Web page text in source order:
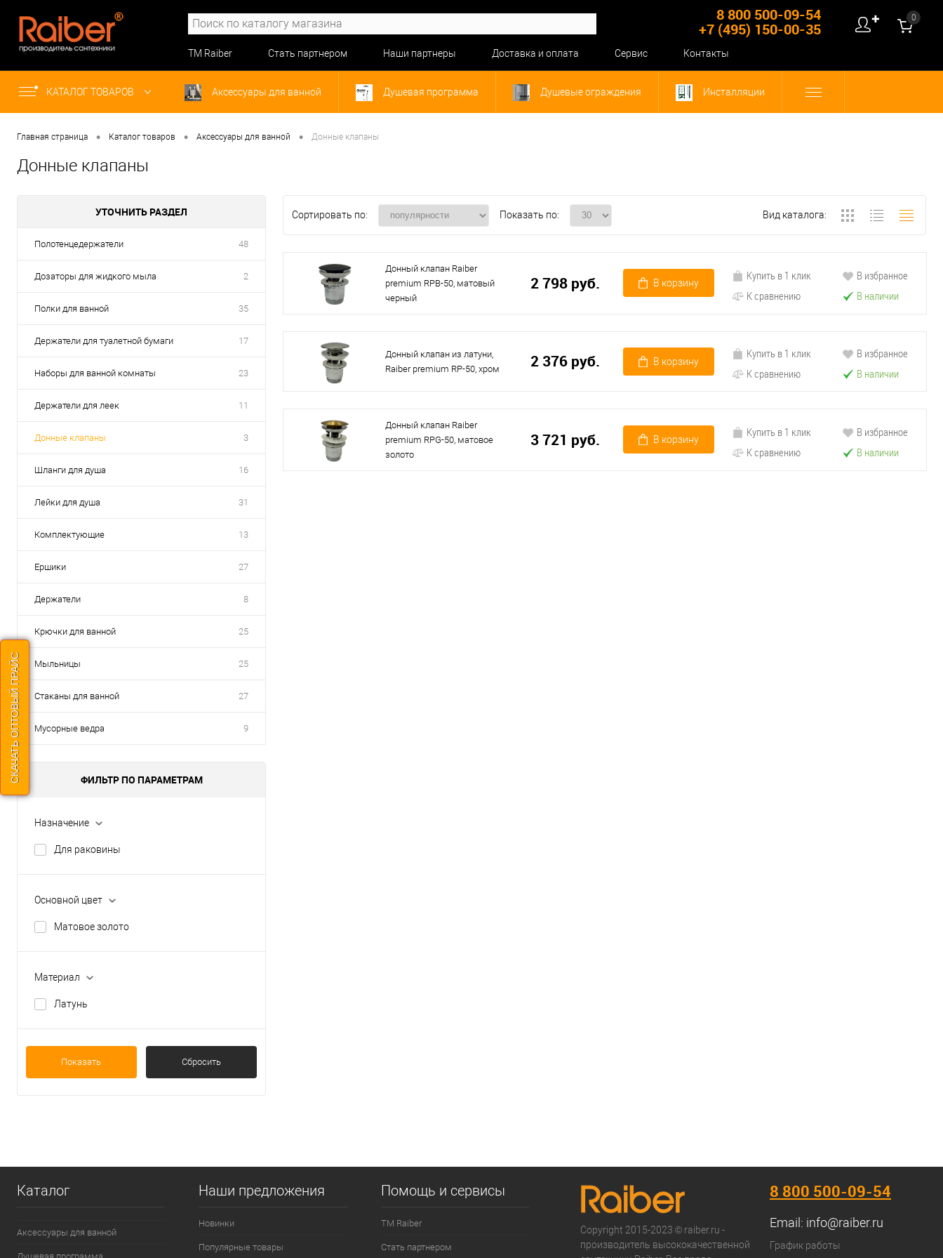
8 800 500-09-54
+7 (495) 150-00-35
ТМ Raiber Стать партнером Наши партнеры Доставка и оплата Сервис Контакты
✚ 0
КАТАЛОГ ТОВАРОВ Аксессуары для ванной Душевая программа Душевые ограждения Инсталляции
Главная страница • Каталог товаров • Аксессуары для ванной • Донные клапаны
Донные клапаны
УТОЧНИТЬ РАЗДЕЛ
Полотенцедержатели 48
Дозаторы для жидкого мыла 2
Полки для ванной 35
Держатели для туалетной бумаги 17
Наборы для ванной комнаты 23
Держатели для леек 11
Донные клапаны 3
Шланги для душа 16
Лейки для душа 31
Комплектующие 13
Ершики 27
Держатели 8
Крючки для ванной 25
Мыльницы 25
Стаканы для ванной 27
Мусорные ведра 9
ФИЛЬТР ПО ПАРАМЕТРАМ
Назначение
Для раковины
Основной цвет
Матовое золото
Материал
Латунь
Показать Сбросить
Сортировать по: Показать по: Вид каталога:
Донный клапан Raiber
premium RPB-50, матовый
черный
2 798 руб. В корзину
Купить в 1 клик
К сравнению
В избранное
В наличии
Донный клапан из латуни,
Raiber premium RP-50, хром
2 376 руб. В корзину
Купить в 1 клик
К сравнению
В избранное
В наличии
Донный клапан Raiber
premium RPG-50, матовое
золото
3 721 руб. В корзину
Купить в 1 клик
К сравнению
В избранное
В наличии
Каталог
Аксессуары для ванной
Наши предложения
Новинки
Популярные товары
Помощь и сервисы
ТМ Raiber
Стать партнером
Copyright 2015-2023 © raiber.ru -
производитель высококачественной
8 800 500-09-54
Email: info@raiber.ru
График работы
СКАЧАТЬ ОПТОВЫЙ ПРАЙС